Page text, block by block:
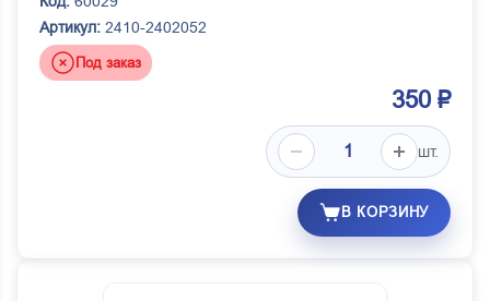
Артикул: 2410-2402052
Под заказ
350 ₽
шт.
В КОРЗИНУ